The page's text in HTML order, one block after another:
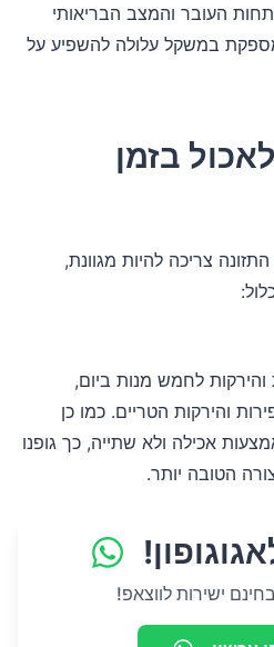
העובר והמצב הבריאותי
במשקל עלולה להשפיע על
בזמן
צריכה להיות מגוונת,
לחמש מנות ביום,
והירקות הטריים. כמו כן
אכילה ולא שתייה, כך גופנו
הטובה יותר.
ישירות לווצאפ!